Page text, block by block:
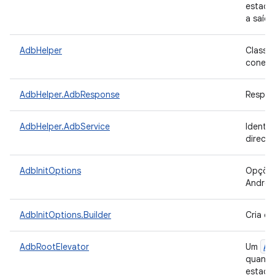
a
AdbHelper
AdbHelper.AdbResponse
AdbHelper.AdbService
AdbInitOptions
AdbInitOptions.Builder Cria
AdbRootElevator Um